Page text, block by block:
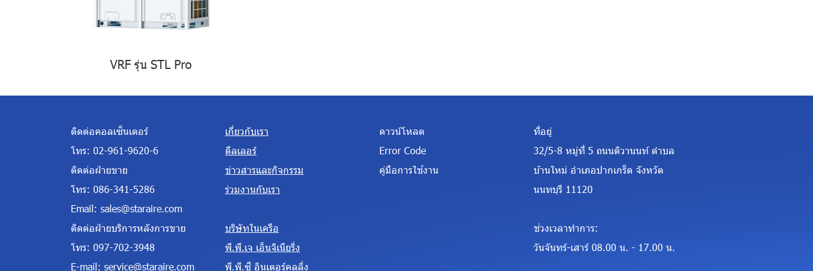
VRF รุ่น STL Pro
ติดต่อคอลเซ็นเตอร์
โทร: 02-961-9620-6
ติดต่อฝ่ายขาย
โทร: 086-341-5286
Email: sales@staraire.com
ติดต่อฝ่ายบริการหลังการขาย
โทร: 097-702-3948
E-mail: service@staraire.com
เกี่ยวกับเรา
ดีลเลอร์
ข่าวสารและกิจกรรม
ร่วมงานกับเรา
บริษัทในเครือ
พี.พี.เจ เอ็นจิเนียริ่ง
พี.พี.ซี อินเตอร์คูลลิ่ง
ดาวน์โหลด
Error Code
คู่มือการใช้งาน
ที่อยู่
32/5-8 หมู่ที่ 5 ถนนติวานนท์ ตำบล
บ้านใหม่ อำเภอปากเกร็ด จังหวัด
นนทบุรี 11120
ช่วงเวลาทำการ:
วันจันทร์-เสาร์ 08.00 น. - 17.00 น.